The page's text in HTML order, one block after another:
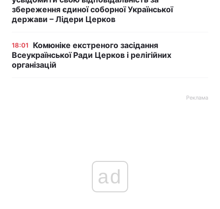
збереження єдиної соборної Української
держави – Лідери Церков
18:01
Комюніке екстреного засідання
Всеукраїнської Ради Церков і релігійних
організацій
Реклама
ad